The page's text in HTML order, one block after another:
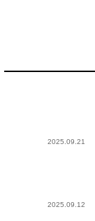
2025.09.21
2025.09.12